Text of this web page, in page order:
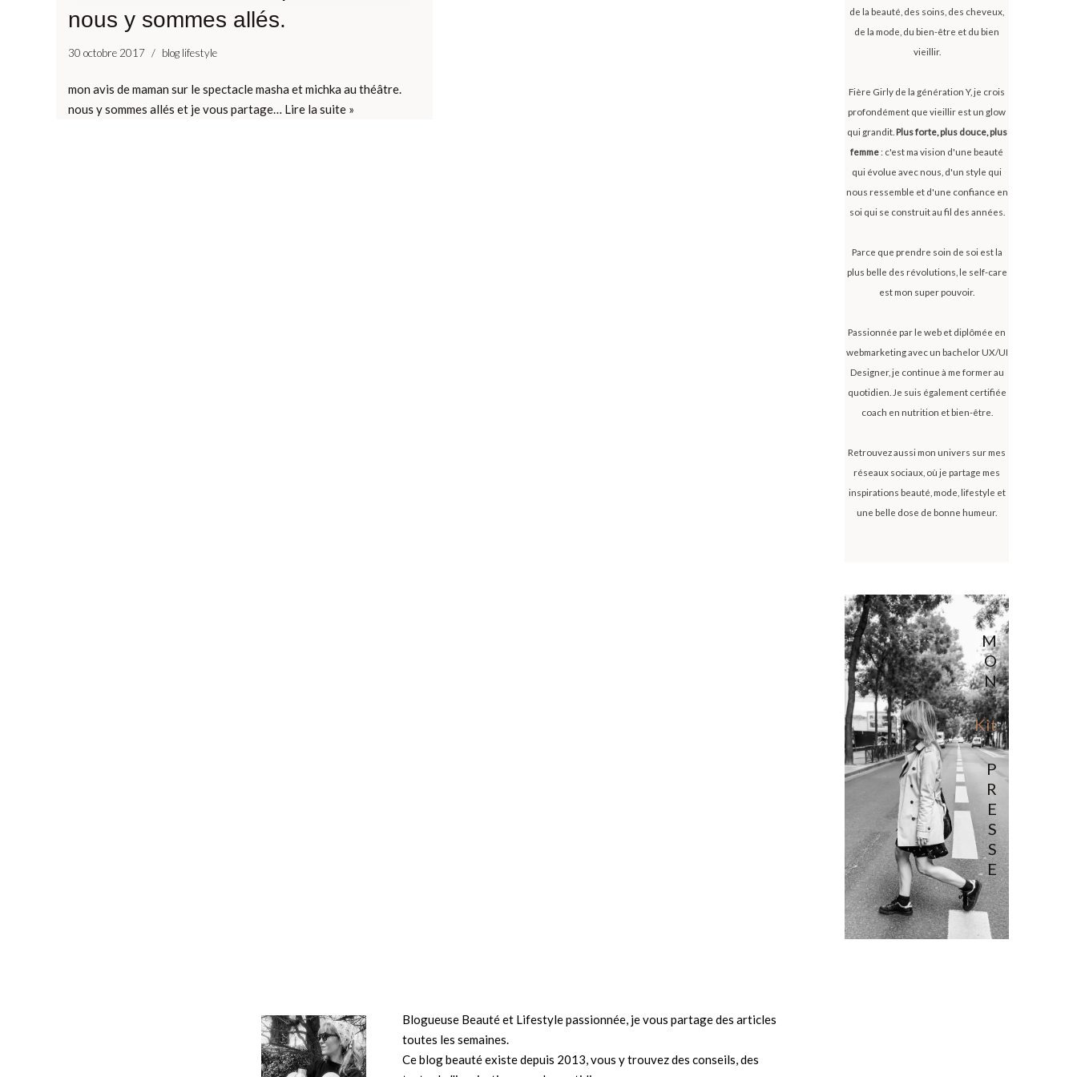
nous y sommes allés.
30 octobre 2017 blog lifestyle
mon avis de maman sur le spectacle masha et michka au théâtre.
nous y sommes allés et je vous partage… Lire la suite »
de la beauté, des soins, des cheveux,
de la mode, du bien-être et du bien
vieillir.
Fière Girly de la génération Y, je crois
profondément que vieillir est un glow
qui grandit. Plus forte, plus douce, plus
femme: c'est ma vision d'une beauté
qui évolue avec nous, d'un style qui
nous ressemble et d'une confiance en
soi qui se construit au fil des années.
Parce que prendre soin de soi est la
plus belle des révolutions, le self-care
est mon super pouvoir.
Passionnée par le web et diplômée en
webmarketing avec un bachelor UX/UI
Designer, je continue à me former au
quotidien. Je suis également certifiée
coach en nutrition et bien-être.
Retrouvez aussi mon univers sur mes
réseaux sociaux, où je partage mes
inspirations beauté, mode, lifestyle et
une belle dose de bonne humeur.
M
O
N
Kit
P
R
E
S
S
E
Blogueuse Beauté et Lifestyle passionnée, je vous partage des articles
toutes les semaines.
Ce blog beauté existe depuis 2013, vous y trouvez des conseils, des